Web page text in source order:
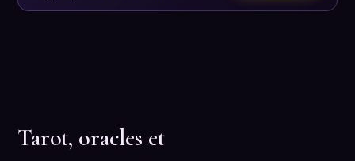
Tarot, oracles et